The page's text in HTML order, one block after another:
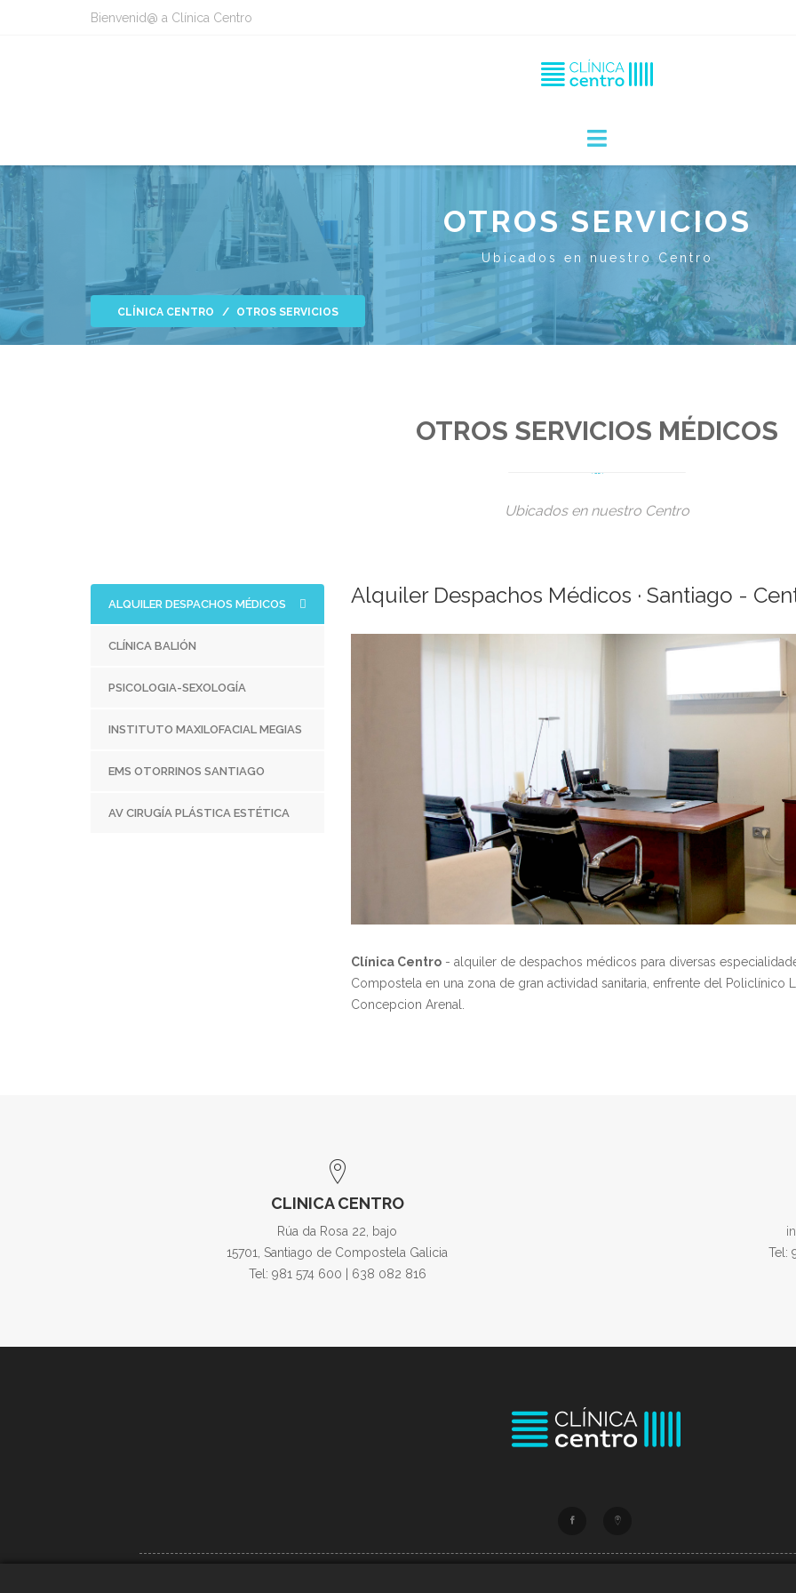
Bienvenid@ a Clínica Centro
OTROS SERVICIOS
Ubicados en nuestro Centro
CLÍNICA CENTRO OTROS SERVICIOS
OTROS SERVICIOS MÉDICOS
Ubicados en nuestro Centro
ALQUILER DESPACHOS MÉDICOS
CLÍNICA BALIÓN
PSICOLOGIA-SEXOLOGÍA
INSTITUTO MAXILOFACIAL MEGIAS
EMS OTORRINOS SANTIAGO
AV CIRUGÍA PLÁSTICA ESTÉTICA
Alquiler Despachos Médicos · Santiago -
Clínica Centro- alquiler de despachos médicos para diversas
Compostela en una zona de gran actividad sanitaria, enfrente del Policlínico
Concepcion Arenal.
CLINICA CENTRO
Rúa da Rosa 22, bajo
15701, Santiago de Compostela Galicia
Tel: 981 574 600 | 638 082 816
Tel: